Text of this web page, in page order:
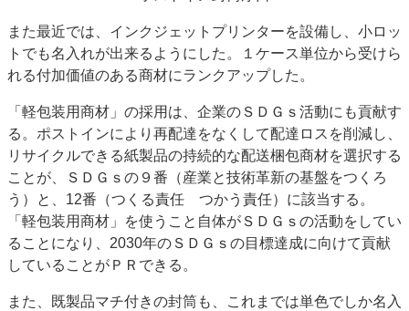
また最近では、インクジェットプリンターを設備し、小ロッ
トでも名入れが出来るようにした。１ケース単位から受けら
れる付加価値のある商材にランクアップした。
「軽包装用商材」の採用は、企業のＳＤＧｓ活動にも貢献す
る。ポストインにより再配達をなくして配達ロスを削減し、
リサイクルできる紙製品の持続的な配送梱包商材を選択する
ことが、ＳＤＧｓの９番（産業と技術革新の基盤をつくろ
う）と、12番（つくる責任 つかう責任）に該当する。
「軽包装用商材」を使うこと自体がＳＤＧｓの活動をしてい
ることになり、2030年のＳＤＧｓの目標達成に向けて貢献
していることがＰＲできる。
また、既製品マチ付きの封筒も、これまでは単色でしか名入